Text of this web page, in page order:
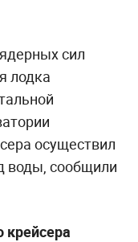
сил
лодка
осуществил
воды, сообщили
крейсера